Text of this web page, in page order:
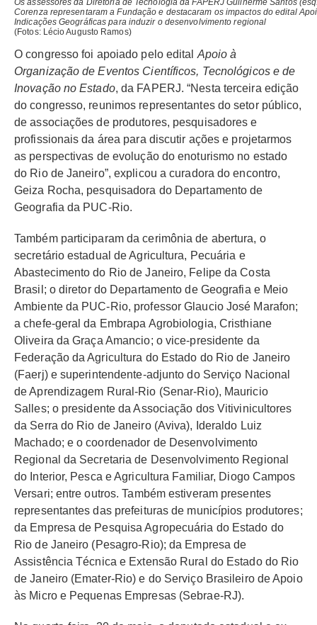
Os assessores da Diretoria de Tecnologia da FAPERJ Guilherme Santos
Corenza representaram a Fundação e destacaram os impactos do edital
Indicações Geográficas para induzir o desenvolvimento regional
(Fotos: Lécio Augusto Ramos)
O congresso foi apoiado pelo edital Apoio à
Organização de Eventos Científicos, Tecnológicos e de
Inovação no Estado, da FAPERJ. “Nesta terceira edição
do congresso, reunimos representantes do setor público,
de associações de produtores, pesquisadores e
profissionais da área para discutir ações e projetarmos
as perspectivas de evolução do enoturismo no estado
do Rio de Janeiro”, explicou a curadora do encontro,
Geiza Rocha, pesquisadora do Departamento de
Geografia da PUC-Rio.
Também participaram da cerimônia de abertura, o
secretário estadual de Agricultura, Pecuária e
Abastecimento do Rio de Janeiro, Felipe da Costa
Brasil; o diretor do Departamento de Geografia e Meio
Ambiente da PUC-Rio, professor Glaucio José Marafon;
a chefe-geral da Embrapa Agrobiologia, Cristhiane
Oliveira da Graça Amancio; o vice-presidente da
Federação da Agricultura do Estado do Rio de Janeiro
(Faerj) e superintendente-adjunto do Serviço Nacional
de Aprendizagem Rural-Rio (Senar-Rio), Mauricio
Salles; o presidente da Associação dos Vitivinicultores
da Serra do Rio de Janeiro (Aviva), Ideraldo Luiz
Machado; e o coordenador de Desenvolvimento
Regional da Secretaria de Desenvolvimento Regional
do Interior, Pesca e Agricultura Familiar, Diogo Campos
Versari; entre outros. Também estiveram presentes
representantes das prefeituras de municípios produtores;
da Empresa de Pesquisa Agropecuária do Estado do
Rio de Janeiro (Pesagro-Rio); da Empresa de
Assistência Técnica e Extensão Rural do Estado do Rio
de Janeiro (Emater-Rio) e do Serviço Brasileiro de Apoio
às Micro e Pequenas Empresas (Sebrae-RJ).